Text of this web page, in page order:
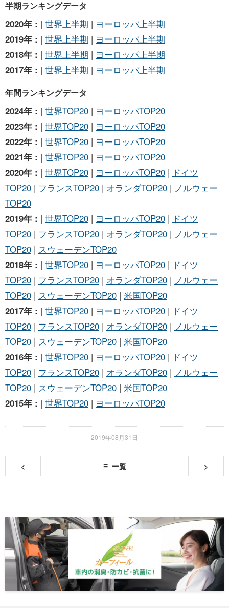
半期ランキングデータ
2020年 : | 世界上半期 | ヨーロッパ上半期
2019年 : | 世界上半期 | ヨーロッパ上半期
2018年 : | 世界上半期 | ヨーロッパ上半期
2017年 : | 世界上半期 | ヨーロッパ上半期
年間ランキングデータ
2024年 : | 世界TOP20 | ヨーロッパTOP20
2023年 : | 世界TOP20 | ヨーロッパTOP20
2022年 : | 世界TOP20 | ヨーロッパTOP20
2021年 : | 世界TOP20 | ヨーロッパTOP20
2020年 : | 世界TOP20 | ヨーロッパTOP20 | ドイツ
TOP20 | フランスTOP20 | オランダTOP20 | ノルウェー
TOP20
2019年 : | 世界TOP20 | ヨーロッパTOP20 | ドイツ
TOP20 | フランスTOP20 | オランダTOP20 | ノルウェー
TOP20 | スウェーデンTOP20
2018年 : | 世界TOP20 | ヨーロッパTOP20 | ドイツ
TOP20 | フランスTOP20 | オランダTOP20 | ノルウェー
TOP20 | スウェーデンTOP20 | 米国TOP20
2017年 : | 世界TOP20 | ヨーロッパTOP20 | ドイツ
TOP20 | フランスTOP20 | オランダTOP20 | ノルウェー
TOP20 | スウェーデンTOP20 | 米国TOP20
2016年 : | 世界TOP20 | ヨーロッパTOP20 | ドイツ
TOP20 | フランスTOP20 | オランダTOP20 | ノルウェー
TOP20 | スウェーデンTOP20 | 米国TOP20
2015年 : | 世界TOP20 | ヨーロッパTOP20
2019年08月31日
< 一覧 >